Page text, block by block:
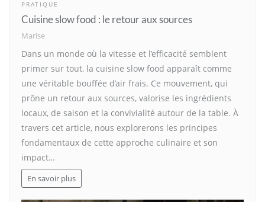
PRATIQUE
Cuisine slow food : le retour aux sources
Marise
Dans un monde où la vitesse et l’efficacité semblent
primer sur tout, la cuisine slow food apparaît comme
une véritable bouffée d’air frais. Ce mouvement, qui
prône un retour aux sources, valorise les ingrédients
locaux, de saison et la convivialité autour de la table. À
travers cet article, nous explorerons les principes
fondamentaux de cette approche culinaire et son
impact…
En savoir plus